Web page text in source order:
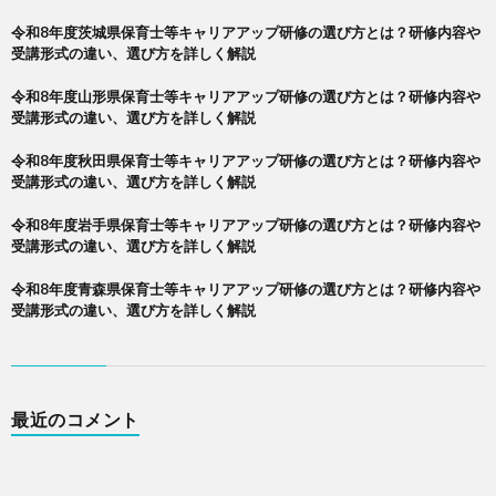
令和8年度茨城県保育士等キャリアアップ研修の選び方とは？研修内容や
受講形式の違い、選び方を詳しく解説
令和8年度山形県保育士等キャリアアップ研修の選び方とは？研修内容や
受講形式の違い、選び方を詳しく解説
令和8年度秋田県保育士等キャリアアップ研修の選び方とは？研修内容や
受講形式の違い、選び方を詳しく解説
令和8年度岩手県保育士等キャリアアップ研修の選び方とは？研修内容や
受講形式の違い、選び方を詳しく解説
令和8年度青森県保育士等キャリアアップ研修の選び方とは？研修内容や
受講形式の違い、選び方を詳しく解説
最近のコメント